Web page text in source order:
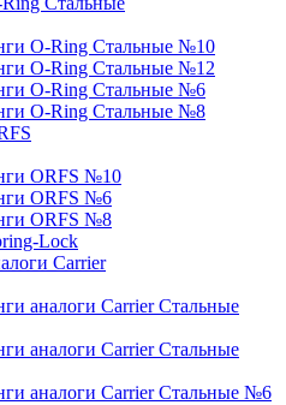
O-Ring Стальные №10
O-Ring Стальные №12
O-Ring Стальные №6
O-Ring Стальные №8
ORFS №10
ORFS №6
ORFS №8
Lock
Carrier
аналоги Carrier Стальные
аналоги Carrier Стальные
аналоги Carrier Стальные №6